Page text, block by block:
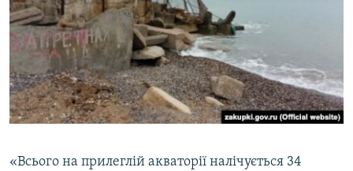
«Всього на прилеглій акваторії налічується 34